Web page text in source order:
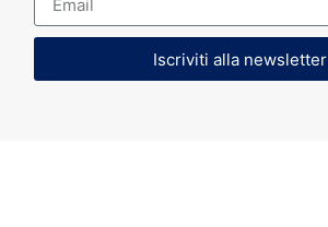
Iscriviti alla newsletter